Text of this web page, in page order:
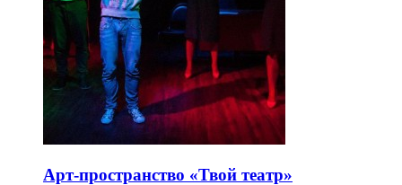
Арт-пространство «Твой театр»